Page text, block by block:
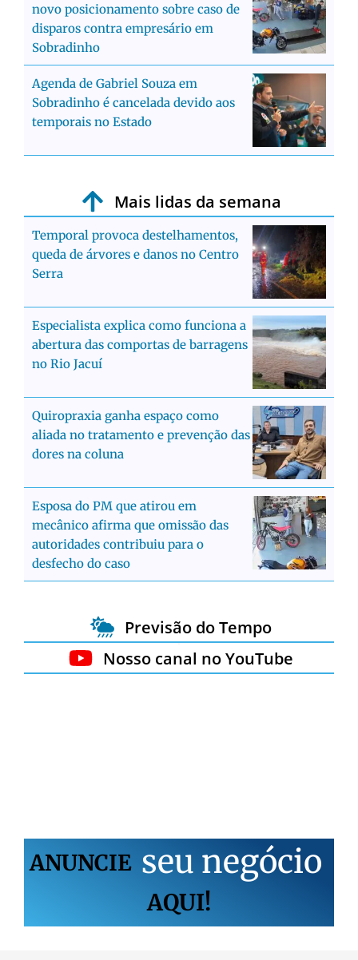
novo posicionamento sobre caso de
disparos contra empresário em
Sobradinho
Agenda de Gabriel Souza em
Sobradinho é cancelada devido aos
temporais no Estado
Mais lidas da semana
Temporal provoca destelhamentos,
queda de árvores e danos no Centro
Serra
Especialista explica como funciona a
abertura das comportas de barragens
no Rio Jacuí
Quiropraxia ganha espaço como
aliada no tratamento e prevenção das
dores na coluna
Esposa do PM que atirou em
mecânico afirma que omissão das
autoridades contribuiu para o
desfecho do caso
Previsão do Tempo
Nosso canal no YouTube
ANUNCIE seu negócio
AQUI!